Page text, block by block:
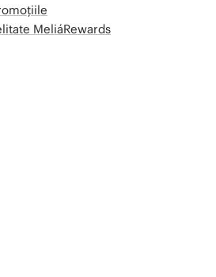
MeliáRewards